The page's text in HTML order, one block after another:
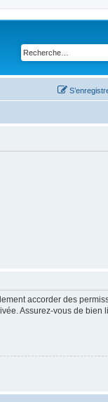
accorder des
Assurez-vous de bien